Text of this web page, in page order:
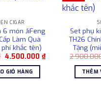
CIGAR
6 món JiFeng
Làm Quà
khắc tên)
Giá
là:
5.700.000 ₫.
4.500.000 ₫Giá
hiện
4.500.000 ₫.
GIỎ HÀNG
Set phụ
TH26
Tặng
THÊM